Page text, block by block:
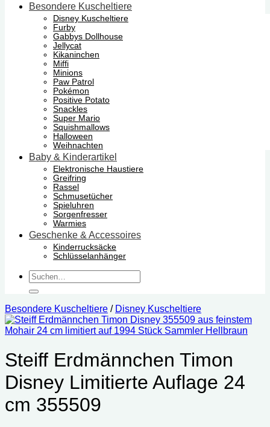
Besondere Kuscheltiere
Disney Kuscheltiere
Furby
Gabbys Dollhouse
Jellycat
Kikaninchen
Miffi
Minions
Paw Patrol
Pokémon
Positive Potato
Snackles
Super Mario
Squishmallows
Halloween
Weihnachten
Baby & Kinderartikel
Elektronische Haustiere
Greifring
Rassel
Schmusetücher
Spieluhren
Sorgenfresser
Warmies
Geschenke & Accessoires
Kinderrucksäcke
Schlüsselanhänger
Suchen
nach:
Besondere Kuscheltiere / Disney Kuscheltiere
Steiff Erdmännchen Timon
Disney Limitierte Auflage 24
cm 355509